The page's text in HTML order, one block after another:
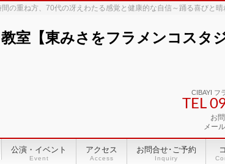
の重ね方、70代の冴えわたる感覚と健康的な自信～踊る喜びと晴
室【東みさをフラメンコスタ
CIBAYI フ
TEL
お
メー
公演・イベント
Event
アクセス
Access
お問合せ･ご予約
Inquiry